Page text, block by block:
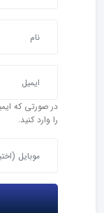
را وارد کنید.